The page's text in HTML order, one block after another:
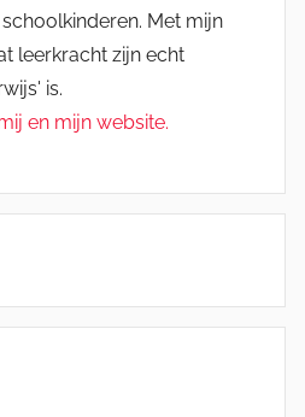
Met mijn
leerkracht zijn echt
is.
en mijn website.